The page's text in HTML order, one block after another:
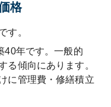
格
す。
40年です。一般的
る傾向にあります。
に管理費・修繕積立